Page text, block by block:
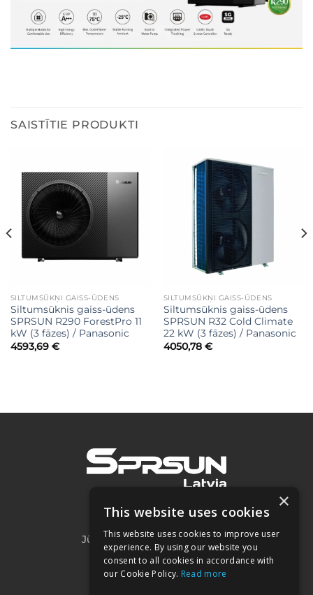
SAISTĪTIE PRODUKTI
SILTUMSŪKŅI GAISS-ŪDENS
Siltumsūknis gaiss-ūdens
SPRSUN R290 ForestPro 11
kW (3 fāzes) / Panasonic
4593,69 €
SILTUMSŪKŅI GAISS-ŪDENS
Siltumsūknis gaiss-ūdens
SPRSUN R32 Cold Climate
22 kW (3 fāzes) / Panasonic
4050,78 €
SIA "Project 2050"
Jūrmalas iela 3A, Piņķi, LV-2107
Kontakti:
×
This website uses cookies
This website uses cookies to improve user
experience. By using our website you
consent to all cookies in accordance with
our Cookie Policy. Read more